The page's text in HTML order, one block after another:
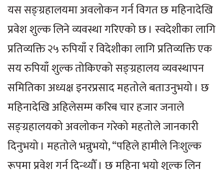
यस सङ्ग्रहालयमा अवलोकन गर्न विगत छ महिनादेखि
प्रवेश शुल्क लिने व्यवस्था गरिएको छ । स्वदेशीका लागि
प्रतिव्यक्ति २५ रुपियाँ र विदेशीका लागि प्रतिव्यक्ति एक
सय रुपियाँ शुल्क तोकिएको सङ्ग्रहालय व्यवस्थापन
समितिका अध्यक्ष इनरप्रसाद महतोले बताउनुभयो । छ
महिनादेखि अहिलेसम्म करिब चार हजार जनाले
सङ्ग्रहालयको अवलोकन गरेको महतोले जानकारी
दिनुभयो । महतोले भन्नुभयो, “पहिले हामीले निःशुल्क
रूपमा प्रवेश गर्न दिन्थ्यौँ । छ महिना भयो शुल्क लिन